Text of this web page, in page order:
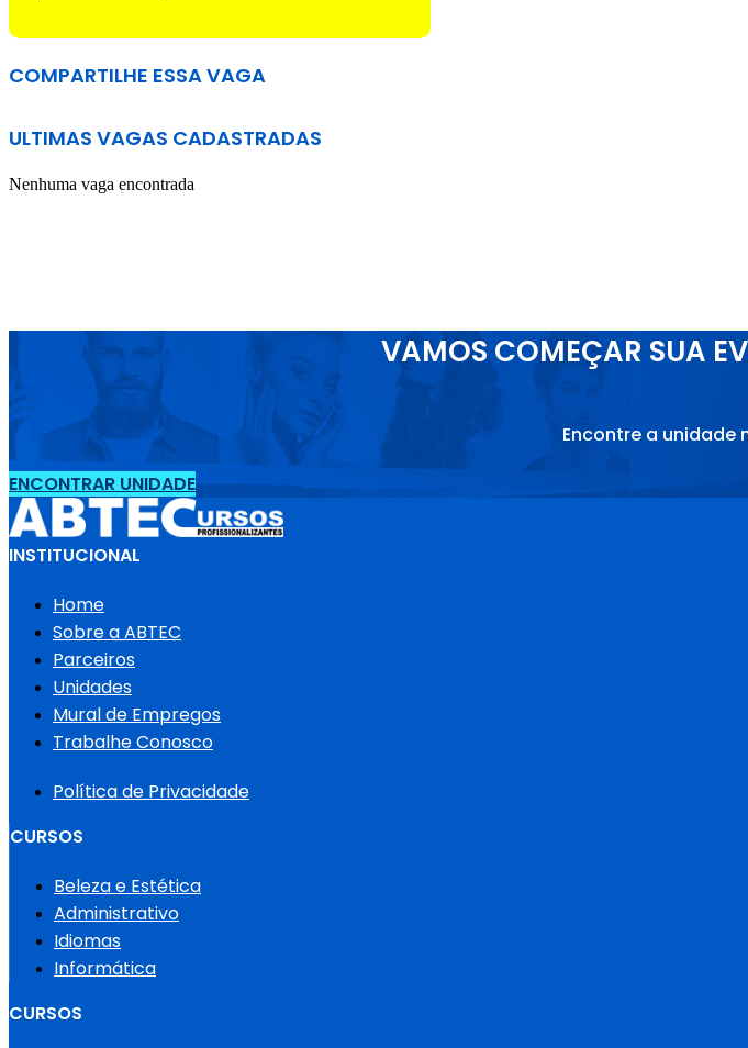
COMPARTILHE ESSA VAGA
ULTIMAS VAGAS CADASTRADAS
Nenhuma vaga encontrada
VAMOS COMEÇAR SUA
Encontre a unidade
ENCONTRAR UNIDADE
INSTITUCIONAL
Home
Sobre a ABTEC
Parceiros
Unidades
Mural de Empregos
Trabalhe Conosco
Política de Privacidade
CURSOS
Beleza e Estética
Administrativo
Idiomas
Informática
CURSOS